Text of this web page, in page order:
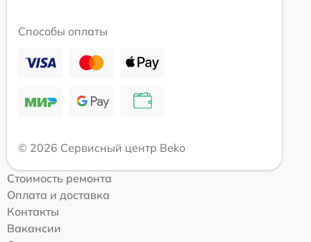
Способы оплаты
© 2026 Сервисный центр Beko
Стоимость ремонта
Оплата и доставка
Контакты
Вакансии